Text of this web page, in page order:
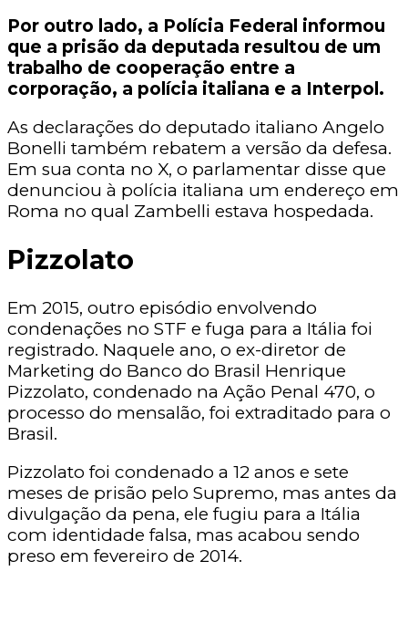
Por outro lado, a Polícia Federal informou
que a prisão da deputada resultou de um
trabalho de cooperação entre a
corporação, a polícia italiana e a Interpol.
As declarações do deputado italiano Angelo
Bonelli também rebatem a versão da defesa.
Em sua conta no X, o parlamentar disse que
denunciou à polícia italiana um endereço em
Roma no qual Zambelli estava hospedada.
Pizzolato
Em 2015, outro episódio envolvendo
condenações no STF e fuga para a Itália foi
registrado. Naquele ano, o ex-diretor de
Marketing do Banco do Brasil Henrique
Pizzolato, condenado na Ação Penal 470, o
processo do mensalão, foi extraditado para o
Brasil.
Pizzolato foi condenado a 12 anos e sete
meses de prisão pelo Supremo, mas antes da
divulgação da pena, ele fugiu para a Itália
com identidade falsa, mas acabou sendo
preso em fevereiro de 2014.